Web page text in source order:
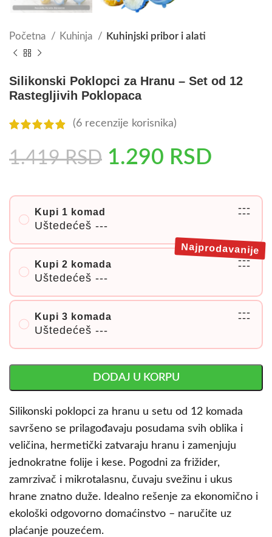
Početna Kuhinja Kuhinjski pribor i alati
Silikonski Poklopci za Hranu – Set od 12
Rastegljivih Poklopaca
(6 recenzije korisnika)
1.419RSD 1.290 RSD
Kupi 1 komad
Uštedećeš ---
---
---
Kupi 2 komada
Uštedećeš ---
---
---
Najprodavanije
Kupi 3 komada
Uštedećeš ---
---
---
DODAJ U KORPU
Silikonski poklopci za hranu u setu od 12 komada
savršeno se prilagođavaju posudama svih oblika i
veličina, hermetički zatvaraju hranu i zamenjuju
jednokratne folije i kese. Pogodni za frižider,
zamrzivač i mikrotalasnu, čuvaju svežinu i ukus
hrane znatno duže. Idealno rešenje za ekonomično i
ekološki odgovorno domaćinstvo – naručite uz
plaćanje pouzećem.